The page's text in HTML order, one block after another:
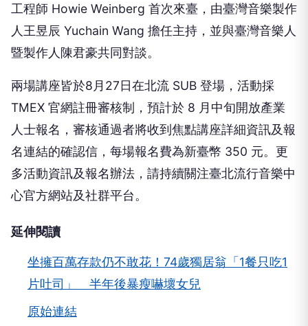
工程師 Howie Weinberg 首次來臺，由臺灣音樂製作
人王昱辰 Yuchain Wang 擔任主持，並與臺灣音樂人
暨製作人陳君豪共同對談。
兩場講座皆於8月27日在北流 SUB 登場，活動採
TMEX 官網註冊審核制，預計於 8 月中旬開放產業
人士報名，審核通過者將收到焦點講座詳細資訊及報
名連結的確認信，每場報名費為新臺幣 350 元。更
多活動資訊及報名辦法，請持續關注臺北流行音樂中
心官方網站及社群平台。
延伸閱讀
坐擁百萬存款仍不敢花！74歲獨居翁「1餐只吃1
片吐司」 半年後暴瘦嚇壞女兒
原始連結